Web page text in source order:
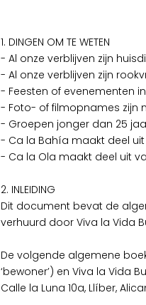
1. DINGEN OM TE WETEN
- Al onze verblijven zijn
- Al onze verblijven zijn
- Feesten of evenementen
- Foto- of filmopnames zijn
- Groepen jonger dan 25
- Ca la Bahía maakt deel
- Ca la Ola maakt deel uit
2. INLEIDING
Dit document bevat de
verhuurd door Viva la Vida
De volgende algemene
‘bewoner’) en Viva la Vida
Calle la Luna 10a, Llíber,